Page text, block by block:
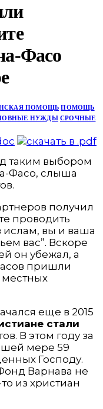
Фасо
ПОМОЩЬ ПОМОЩЬ
НУЖДЫ СРОЧНЫЕ
таким выбором
Фасо, слыша
получил
проводить
ислам, вы и ваша
вас”. Вскоре
он убежал, а
пришли
местных
еще в 2015
стали
В этом году за
мере 59
Господу.
Варнава не
из христиан